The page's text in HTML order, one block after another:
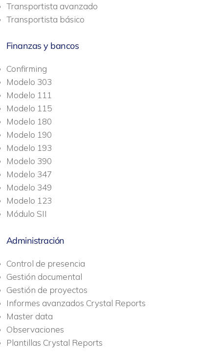
Transportista avanzado
Transportista básico
Finanzas y bancos
Confirming
Modelo 303
Modelo 111
Modelo 115
Modelo 180
Modelo 190
Modelo 193
Modelo 390
Modelo 347
Modelo 349
Modelo 123
Módulo SII
Administración
Control de presencia
Gestión documental
Gestión de proyectos
Informes avanzados Crystal Reports
Master data
Observaciones
Plantillas Crystal Reports